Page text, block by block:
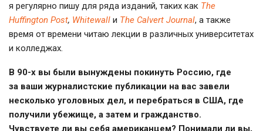
я регулярно пишу для ряда изданий, таких как The
Huffington Post, Whitewall и The Calvert Journal, a также
время от времени читаю лекции в различных университетах
и колледжах.
В 90-х вы были вынуждены покинуть Россию, где
за ваши журналистские публикации на вас завели
несколько уголовных дел, и перебраться в США, где
получили убежище, а затем и гражданство.
Чувствуете ли вы себя американцем? Понимали ли вы,